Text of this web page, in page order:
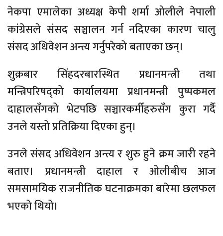
नेकपा एमालेका अध्यक्ष केपी शर्मा ओलीले नेपाली
कांग्रेसले संसद सञ्चालन गर्न नदिएका कारण चालु
संसद अधिवेशन अन्त्य गर्नुपरेको बताएका छन्।
शुक्रबार सिंहदरबारस्थित प्रधानमन्त्री तथा
मन्त्रिपरिषद्को कार्यालयमा प्रधानमन्त्री पुष्पकमल
दाहालसँगको भेटपछि सञ्चारकर्मीहरुसँग कुरा गर्दै
उनले यस्तो प्रतिक्रिया दिएका हुन्।
उनले संसद अधिवेशन अन्त्य र शुरु हुने क्रम जारी रहने
बताए। प्रधानमन्त्री दाहाल र ओलीबीच आज
समसामयिक राजनीतिक घटनाक्रमका बारेमा छलफल
भएको थियो।